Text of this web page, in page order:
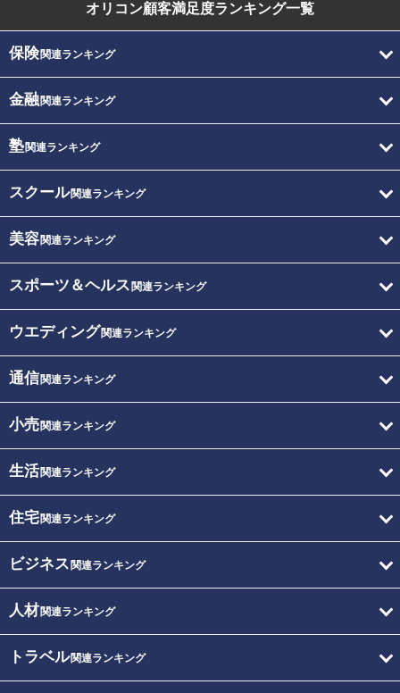
オリコン顧客満足度ランキング一覧
保険関連ランキング
金融関連ランキング
塾関連ランキング
スクール関連ランキング
美容関連ランキング
スポーツ＆ヘルス 関連ランキング
ウエディング関連ランキング
通信関連ランキング
小売関連ランキング
生活関連ランキング
住宅関連ランキング
ビジネス 関連ランキング
人材関連ランキング
トラベル関連ランキング